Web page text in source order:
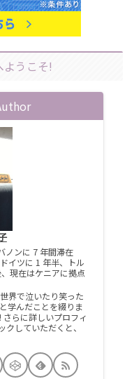
ようこそ!
ノンに 7 年間滞在
イツに 1 年半、トル
現在はケニアに拠点
界で泣いたり笑った
学んだことを綴りま
らに詳しいプロフィ
していただくと、